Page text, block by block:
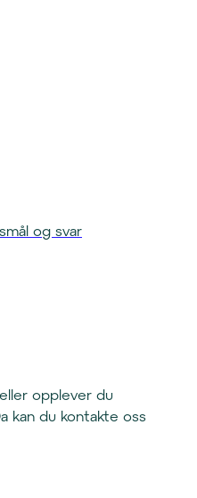
og svar
opplever du
kan du kontakte oss